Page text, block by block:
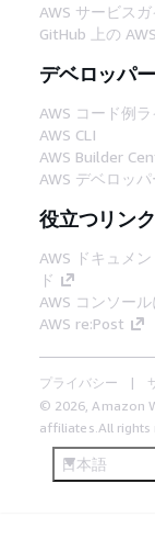
AWS サービスガ
GitHub 上の
デベロッパ
AWS コード例ラ
AWS CLI
AWS Builder
AWS デベロッ
役立つリンク
AWS ドキュメ
ド
AWS コンソー
AWS re:Post
プライバシー
© 2026, Amazon
affiliates.All rights
日本語